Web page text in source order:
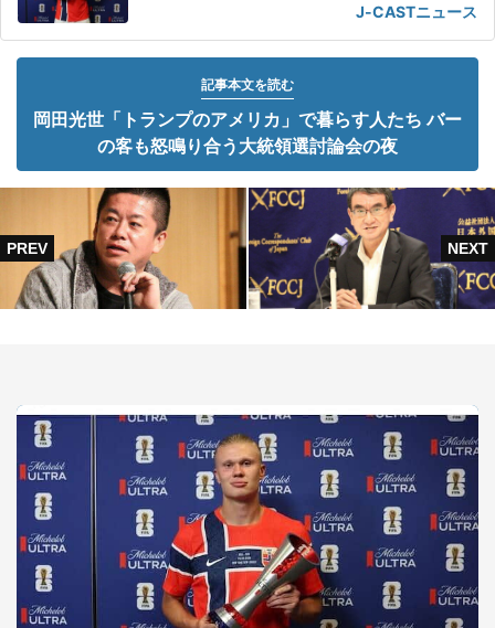
J-CASTニュース
記事本文を読む
岡田光世「トランプのアメリカ」で暮らす人たち バー
の客も怒鳴り合う大統領選討論会の夜